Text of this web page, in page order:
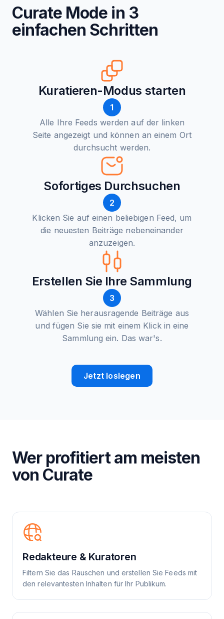
Curate Mode in 3
einfachen Schritten
Kuratieren-Modus starten
1
Alle Ihre Feeds werden auf der linken
Seite angezeigt und können an einem Ort
durchsucht werden.
Sofortiges Durchsuchen
2
Klicken Sie auf einen beliebigen Feed, um
die neuesten Beiträge nebeneinander
anzuzeigen.
Erstellen Sie Ihre Sammlung
3
Wählen Sie herausragende Beiträge aus
und fügen Sie sie mit einem Klick in eine
Sammlung ein. Das war's.
Jetzt loslegen
Wer profitiert am meisten
von Curate
Redakteure & Kuratoren
Filtern Sie das Rauschen und erstellen Sie Feeds mit
den relevantesten Inhalten für Ihr Publikum.